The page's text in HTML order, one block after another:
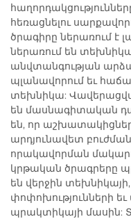
հեռացնելու
ծրագիրը ներառում է
ներառում են
անվտանգության
պլանավորում եւ
տեխնիկա:
են մասնագիտական
են, որ
արդյունավետ
որակավորման
կրթական ծրագրերը
են վերջին
փոփոխությունների եւ
պրակտիկայի մասին: